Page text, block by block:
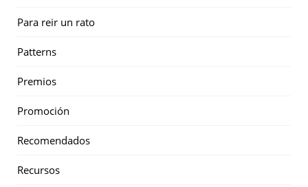
Para reir un rato
Patterns
Premios
Promoción
Recomendados
Recursos